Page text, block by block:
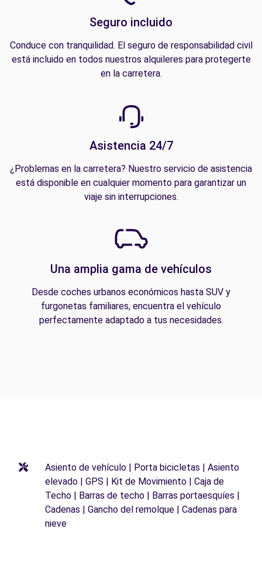
Seguro incluido
Conduce con tranquilidad. El seguro de responsabilidad civil
está incluido en todos nuestros alquileres para protegerte
en la carretera.
Asistencia 24/7
¿Problemas en la carretera? Nuestro servicio de asistencia
está disponible en cualquier momento para garantizar un
viaje sin interrupciones.
Una amplia gama de vehículos
Desde coches urbanos económicos hasta SUV y
furgonetas familiares, encuentra el vehículo
perfectamente adaptado a tus necesidades.
Asiento de vehículo | Porta bicicletas | Asiento
elevado | GPS | Kit de Movimiento | Caja de
Techo | Barras de techo | Barras portaesquíes |
Cadenas | Gancho del remolque | Cadenas para
nieve